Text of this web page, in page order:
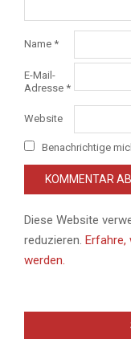
Name *
E-Mail-
Adresse *
Website
Benachrichtige
Diese Website
reduzieren.
werden.